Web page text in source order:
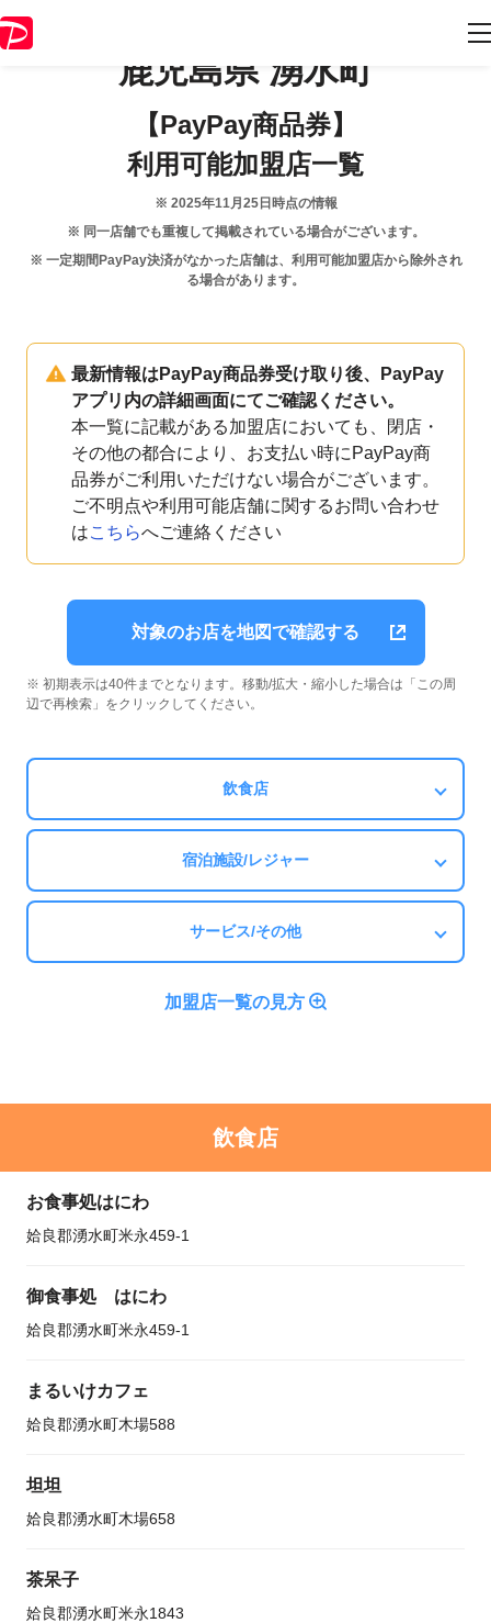
鹿児島県 湧水町
【PayPay商品券】
利用可能加盟店一覧
※ 2025年11月25日 時点の情報
※ 同一店舗でも重複して掲載されている場合がございます。
※ 一定期間PayPay決済がなかった店舗は、利用可能加盟店から除外され
る場合があります。
最新情報はPayPay商品券受け取り後、PayPay
アプリ内の詳細画面にてご確認ください。
本一覧に記載がある加盟店においても、閉店・
その他の都合により、お支払い時にPayPay商
品券がご利用いただけない場合がございます。
ご不明点や利用可能店舗に関するお問い合わせ
はこちらへご連絡ください
対象のお店を地図で確認する
※ 初期表示は40件までとなります。移動/拡大・縮小した場合は「この周
辺で再検索」をクリックしてください。
飲食店
宿泊施設/レジャー
サービス/その他
加盟店一覧の見方
飲食店
お食事処はにわ
姶良郡湧水町米永459-1
御食事処 はにわ
姶良郡湧水町米永459-1
まるいけカフェ
姶良郡湧水町木場588
坦坦
姶良郡湧水町木場658
茶呆子
姶良郡湧水町米永1843